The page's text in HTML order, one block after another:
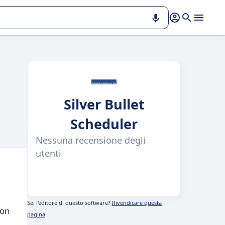
Silver Bullet
Scheduler
Nessuna recensione degli
utenti
Sei l'editore di questo software? Rivendicare questa
pagina